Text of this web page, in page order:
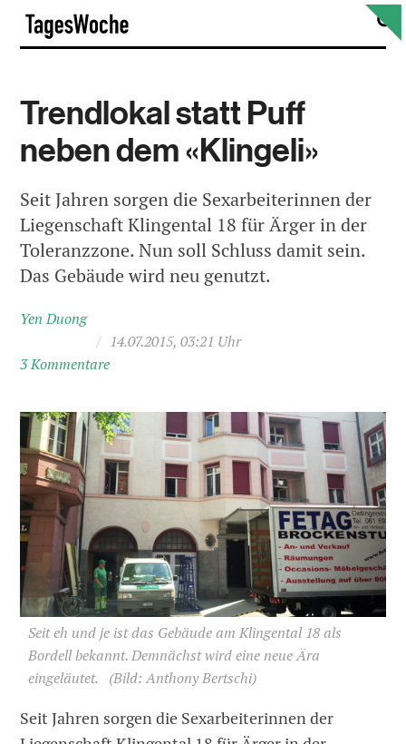
Skip
content
Trendlokal statt Puff
neben dem «Klingeli»
Seit Jahren sorgen die Sexarbeiterinnen der
Liegenschaft Klingental 18 für Ärger in der
Toleranzzone. Nun soll Schluss damit sein.
Das Gebäude wird neu genutzt.
Yen Duong
/ 14.07.2015, 03:21 Uhr
3 Kommentare
Seit eh und je ist das Gebäude am Klingental 18 als
Bordell bekannt. Demnächst wird eine neue Ära
eingeläutet.
(Bild: Anthony Bertschi)
Seit Jahren sorgen die Sexarbeiterinnen der